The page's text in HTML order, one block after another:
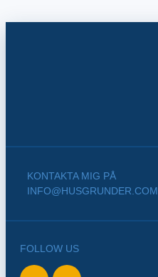
KONTAKTA MIG PÅ
INFO@HUSGRUNDER.COM
FOLLOW US